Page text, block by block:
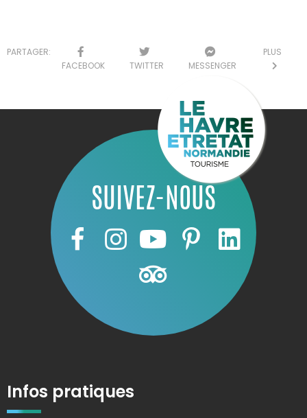
PARTAGER:
FACEBOOK
TWITTER MESSENGER
PLUS
SUIVEZ-NOUS
Infos pratiques